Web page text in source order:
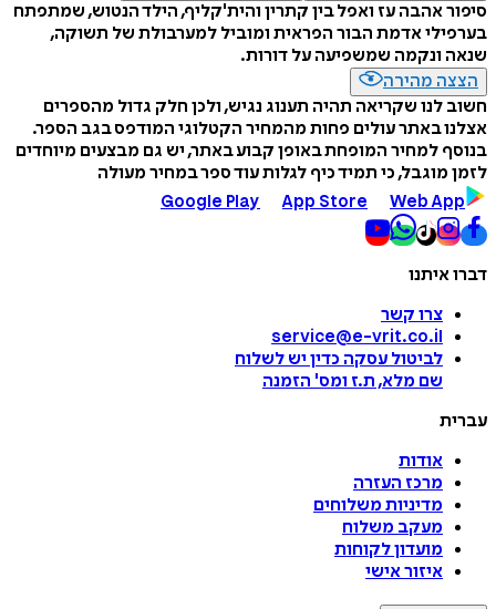
סיפור אהבה עז ואפל בין קתרין והית'קליף, הילד הנטוש, שמתפתח
בערפילי אדמת הבור הפראית ומוביל למערבולת של תשוקה,
שנאה ונקמה שמשפיעה על דורות.
הצצה מהירה
חשוב לנו שקריאה תהיה תענוג נגיש, ולכן חלק גדול מהספרים
אצלנו באתר עולים פחות מהמחיר הקטלוגי המודפס בגב הספר.
בנוסף למחיר המופחת באופן קבוע באתר, יש גם מבצעים מיוחדים
לזמן מוגבל, כי תמיד כיף לגלות עוד ספר במחיר מעולה
Google Play
App Store Web App
דברו איתנו
צרו קשר
service@e-vrit.co.il
לביטול עסקה כדין יש לשלוח
שם מלא, ת.ז ומס' הזמנה
עברית
אודות
מרכז העזרה
מדיניות משלוחים
מעקב משלוח
מועדון לקוחות
איזור אישי